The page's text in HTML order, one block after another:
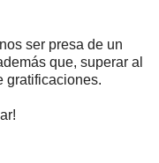
ser presa de un
que, superar al
gratificaciones.